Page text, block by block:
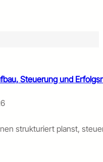
Steuerung und
strukturiert planst,